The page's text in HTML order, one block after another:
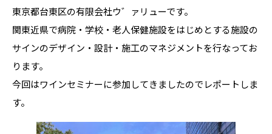
東京都台東区の有限会社ウ゛ァリューです。
関東近県で病院・学校・老人保健施設をはじめとする施設の
サインのデザイン・設計・施工のマネジメントを行なってお
ります。
今回はワインセミナーに参加してきましたのでレポートしま
す。